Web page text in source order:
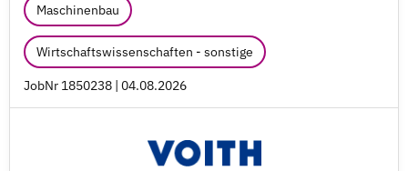
Maschinenbau
Wirtschaftswissenschaften - sonstige
JobNr 1850238 | 04.08.2026